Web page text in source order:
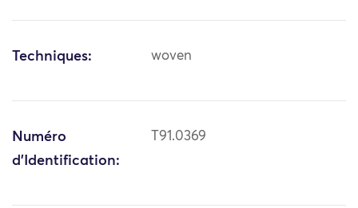
Techniques: woven
Numéro
d'Identification:
T91.0369